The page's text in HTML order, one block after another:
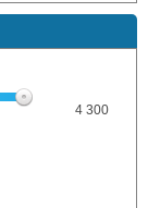
4 300